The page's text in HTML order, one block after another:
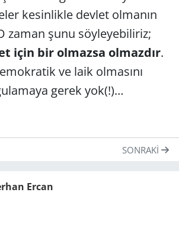
kesinlikle devlet olmanın
zaman şunu söyleyebiliriz;
için bir olmazsa olmazdır.
ve laik olmasını
gerek yok(!)…
SONRAKI
Ercan